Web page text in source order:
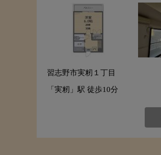
習志野市実籾１丁目
「実籾」駅 徒歩10分